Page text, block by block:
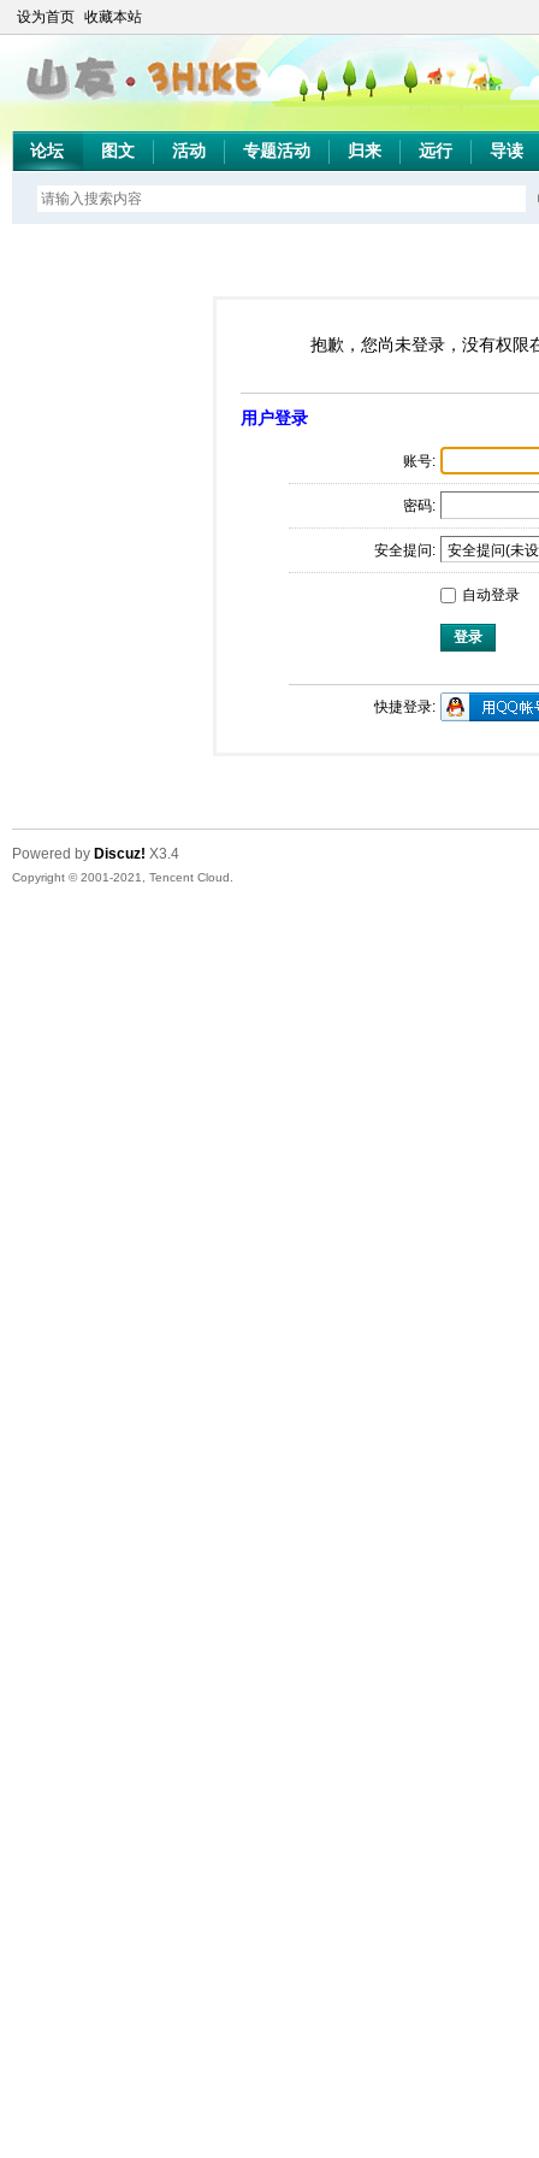
设为首页 收藏本站
论坛 图文 活动 专题活动 归来 远行 导读
抱歉，您尚未登录，没有权限
用户登录
账号:
密码:
安全提问:
自动登录
登录
快捷登录:
Powered by Discuz! X3.4
Copyright © 2001-2021, Tencent Cloud.